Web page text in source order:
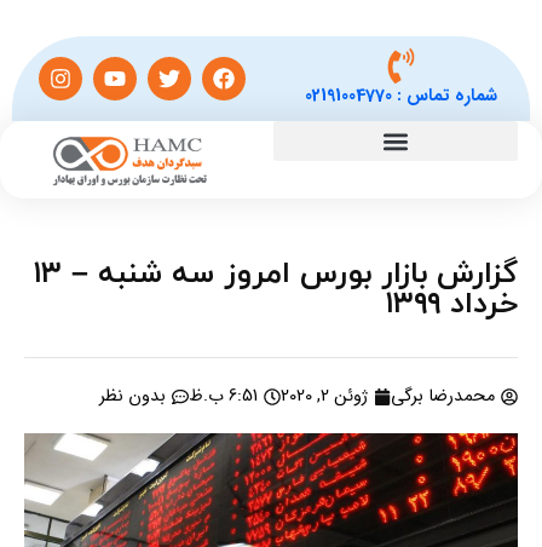
شماره تماس :02191004770
گزارش بازار بورس امروز سه شنبه – ۱۳
خرداد ۱۳۹۹
محمدرضا برگی ژوئن 2, 2020 6:51 ب.ظ بدون نظر